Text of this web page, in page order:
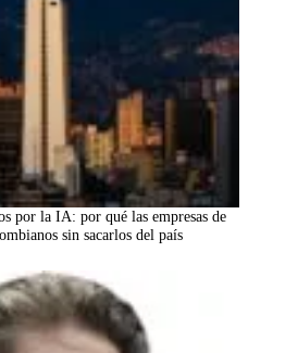
por la IA: por qué las empresas de
sin sacarlos del país